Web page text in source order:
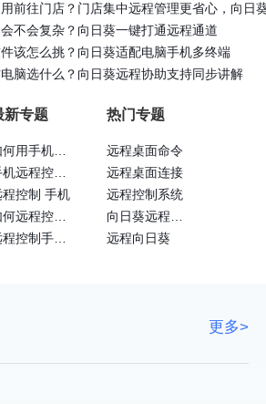
前往门店？门店集中远程管理更省心，向日
不会复杂？向日葵一键打通远程通道
该怎么挑？向日葵适配电脑手机多终端
脑选什么？向日葵远程协助支持同步讲解
新专题
如何用手机远程控制手机
手机远程控制手机方法
程控制 手机
如何远程控制苹果手机
远程控制手机的方法
热门专题
远程桌面命令
远程桌面连接
远程控制系统
向日葵远程操控
远程向日葵
更多>